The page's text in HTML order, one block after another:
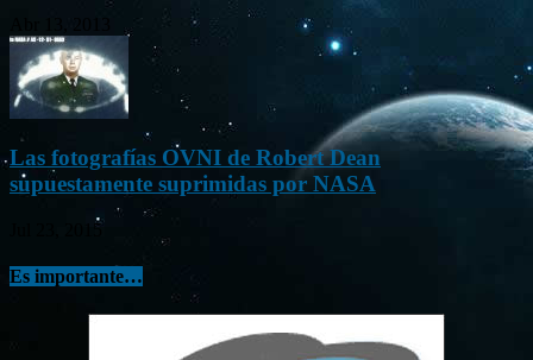
Las fotografías OVNI de Robert Dean
supuestamente suprimidas por NASA
Jul 23, 2015
Es importante…